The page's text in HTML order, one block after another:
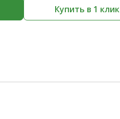
Купить в 1 клик